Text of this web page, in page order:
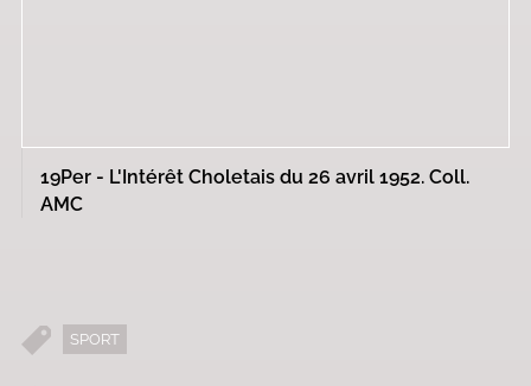
19Per - L'Intérêt Choletais du 26 avril 1952. Coll.
AMC
SPORT